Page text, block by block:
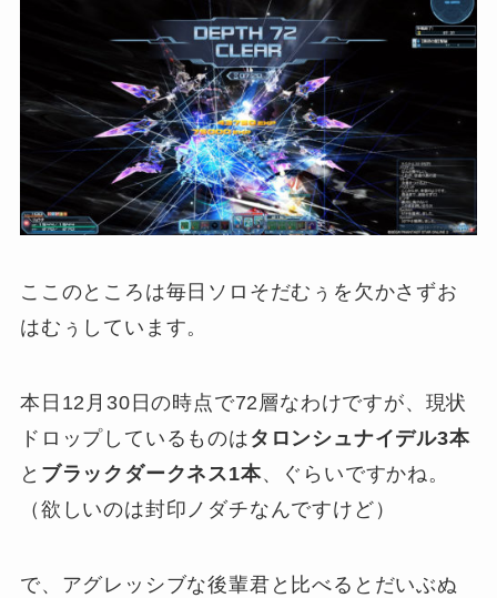
ここのところは毎日ソロそだむぅを欠かさずお
はむぅしています。
本日12月30日の時点で72層なわけですが、現状
ドロップしているものは タロンシュナイデル3本
と ブラックダークネス1本、ぐらいですかね。
（欲しいのは封印ノダチなんですけど）
で、アグレッシブな後輩君と比べるとだいぶぬ